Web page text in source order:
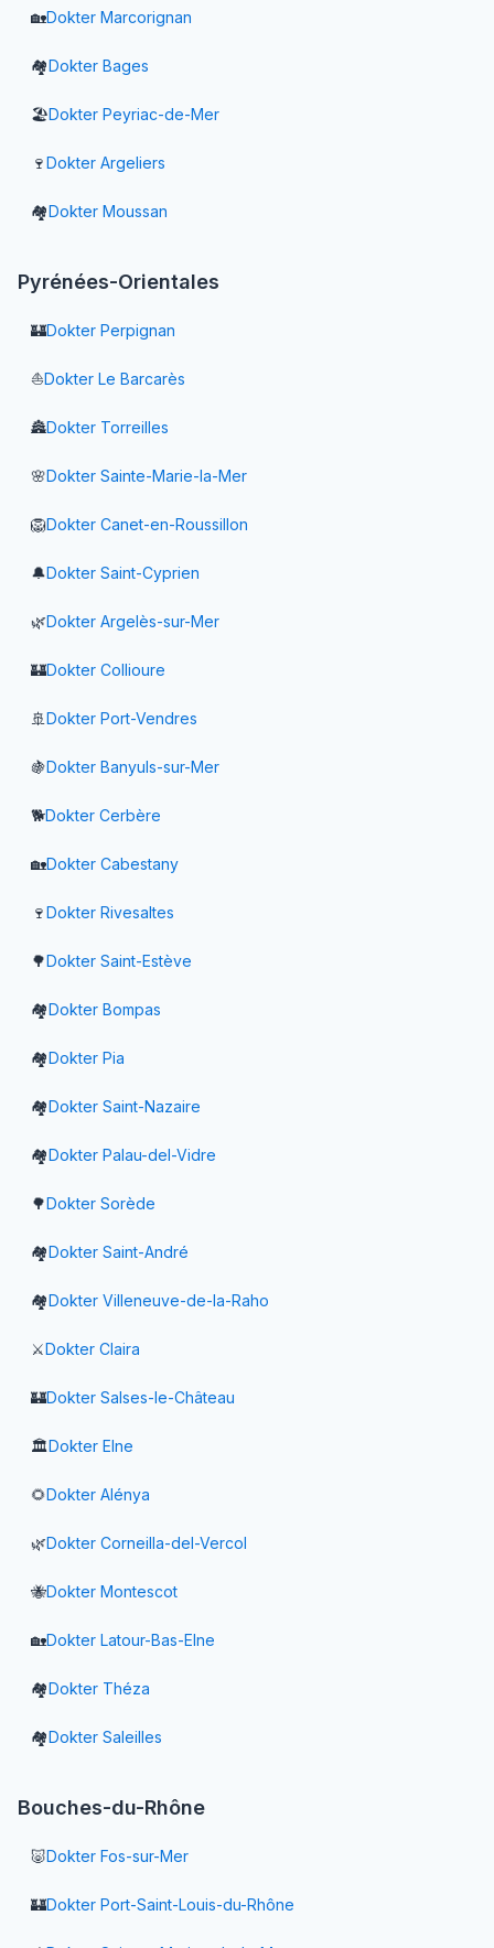
🏡Dokter Marcorignan
🏘️Dokter Bages
🏖️Dokter Peyriac-de-Mer
🍷Dokter Argeliers
🏘️Dokter Moussan
Pyrénées-Orientales
🏰Dokter Perpignan
⛵Dokter Le Barcarès
🏯Dokter Torreilles
🌸Dokter Sainte-Marie-la-Mer
🦁Dokter Canet-en-Roussillon
🔔Dokter Saint-Cyprien
🌿Dokter Argelès-sur-Mer
🏰Dokter Collioure
🚢Dokter Port-Vendres
🍇Dokter Banyuls-sur-Mer
🐕Dokter Cerbère
🏡Dokter Cabestany
🍷Dokter Rivesaltes
🌳Dokter Saint-Estève
🏘️Dokter Bompas
🏘️Dokter Pia
🏘️Dokter Saint-Nazaire
🏘️Dokter Palau-del-Vidre
🌳Dokter Sorède
🏘️Dokter Saint-André
🏘️Dokter Villeneuve-de-la-Raho
⚔️Dokter Claira
🏰Dokter Salses-le-Château
🏛️Dokter Elne
🌻Dokter Alénya
🌿Dokter Corneilla-del-Vercol
🐝Dokter Montescot
🏡Dokter Latour-Bas-Elne
🏘️Dokter Théza
🏘️Dokter Saleilles
Bouches-du-Rhône
🐷Dokter Fos-sur-Mer
🏰Dokter Port-Saint-Louis-du-Rhône